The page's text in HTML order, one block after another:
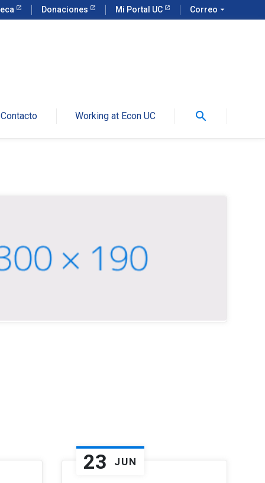
Donaciones Mi Portal UC Correo arrow_drop_down
Contacto Working at Econ UC search
23 JUN